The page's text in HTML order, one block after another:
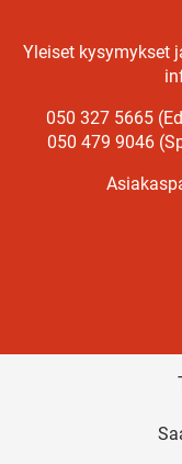
Yleiset kysymykset
050 327 5665
050 479 9046